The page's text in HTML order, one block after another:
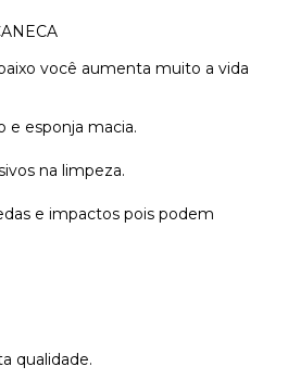
você aumenta muito a vida
e esponja macia.
na limpeza.
e impactos pois podem
qualidade.